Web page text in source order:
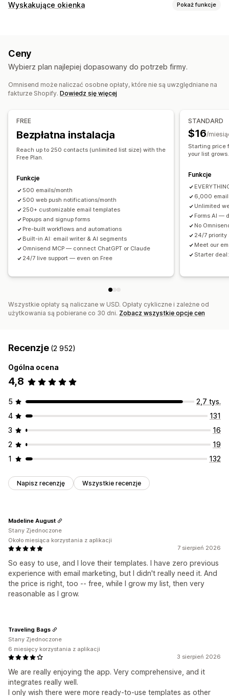
Rodzaje kampanii
E-maile zachęcające do kupienia droższego produktu
E-maile zachęcające do kupienia produktu dodatkowego
E-maile o stanie koszyka
E-maile o realizacji zakupu
Zamiar opuszczenia strony Porzucony koszyk
E-maile o obniżce ceny
E-maile o ponownej dostępności produktu
E-maile o odzyskaniu klienta Rekomendacje produktów
Kampanie niestandardowe
Zarządzanie kampaniami
Edytor Wzorce Generowanie treści przy pomocy AI
Tłumaczenie
Lokalizacja
Czcionka niestandardowa
Import i eksport
Domeny e-mailowe Gromadzenie zgód
Listy zarejestrowanych adresów e-mail
Listy zarejestrowanych numerów do wysyłania SMS-ów
Automatyzacje
Geolokalizacja
Segmentacja Oznaczanie Śledzenie
Raportowanie Informacje i wskazówki Analizy Testy A/B
Wyskakujące okienka Pokaż funkcje
Zegary do odliczania
Niestandardowe wyskakujące okienka
Zarządzanie wyskakującymi okienkami
Listy zarejestrowanych numerów do wysyłania SMS-ów
Kampanie Automatyzacje Targetowanie
Segmentacja
Ceny
Wybierz plan najlepiej dopasowany do potrzeb firmy.
Omnisend może naliczać osobne opłaty, które nie są uwzględniane na
fakturze Shopify. Dowiedz się więcej
FREE
Bezpłatna instalacja
Reach up to 250 contacts (unlimited list size) with the
Free Plan.
Funkcje
500 emails/month
500 web push notifications/month
250+ customizable email templates
Popups and signup forms
Pre-built workflows and automations
Built-in AI: email writer & AI segments
Omnisend MCP — connect ChatGPT or Claude
24/7 live support — even on Free
STANDARD
$16/
Starting price
your list
Funkcje
6,000
Unlimited
Forms AI —
No
24/7 priority
Meet our
Starter
Wszystkie opłaty są naliczane w USD. Opłaty cykliczne i zależne od
użytkowania są pobierane co 30 dni. Zobacz wszystkie opcje cen
Recenzje (2 952)
Ogólna ocena
4,8
5
2,7 tys.
4
131
3
16
2
19
1
132
Napisz recenzję Wszystkie recenzje
7 sierpień 2026
So easy to use, and I love their templates. I have zero previous
experience with email marketing, but I didn't really need it. And
the price is right, too -- free, while I grow my list, then very
reasonable as I grow.
Madeline August
Stany Zjednoczone
Około miesiąca korzystania z aplikacji
3 sierpień 2026
We are really enjoying the app. Very comprehensive, and it
integrates really well.
I only wish there were more ready-to-use templates as other
Traveling Bags
Stany Zjednoczone
6 miesięcy korzystania z aplikacji